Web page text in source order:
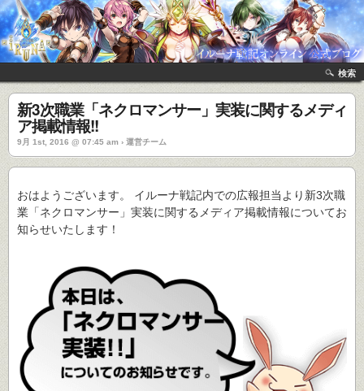
検索
新3次職業「ネクロマンサー」実装に関するメディ
ア掲載情報!!
9月 1st, 2016 @ 07:45 am › 運営チーム
おはようございます。 イルーナ戦記内での広報担当より新3次職
業「ネクロマンサー」実装に関するメディア掲載情報についてお
知らせいたします！